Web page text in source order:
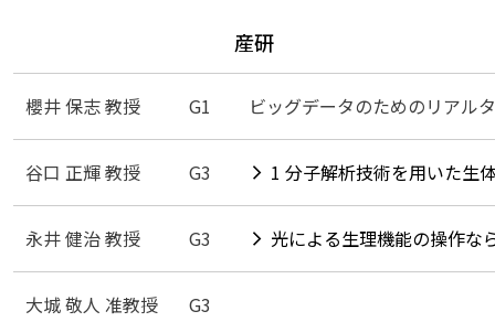
産研
櫻井 保志 教授 G1 ビッグデータのためのリアル
谷口 正輝 教授 G3 1 分子解析技術を用いた生
永井 健治 教授 G3 光による生理機能の操作な
大城 敬人 准教授 G3